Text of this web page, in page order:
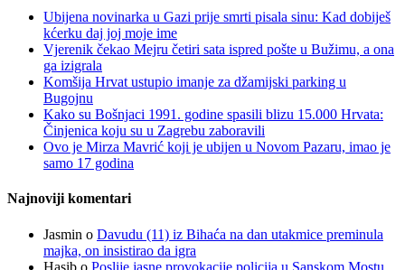
Ubijena novinarka u Gazi prije smrti pisala sinu: Kad dobiješ
kćerku daj joj moje ime
Vjerenik čekao Mejru četiri sata ispred pošte u Bužimu, a ona
ga izigrala
Komšija Hrvat ustupio imanje za džamijski parking u
Bugojnu
Kako su Bošnjaci 1991. godine spasili blizu 15.000 Hrvata:
Činjenica koju su u Zagrebu zaboravili
Ovo je Mirza Mavrić koji je ubijen u Novom Pazaru, imao je
samo 17 godina
Najnoviji komentari
Jasmin o Davudu (11) iz Bihaća na dan utakmice preminula
majka, on insistirao da igra
Hasib o Poslije jasne provokacije policija u Sanskom Mostu